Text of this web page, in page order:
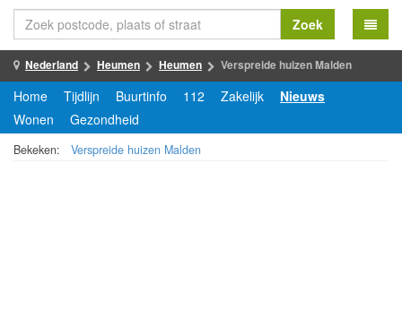
Zoek
Nederland Heumen Heumen Verspreide huizen Malden
Home Tijdlijn Buurtinfo 112 Zakelijk
Nieuws
Wonen
Gezondheid
Bekeken: Verspreide huizen Malden